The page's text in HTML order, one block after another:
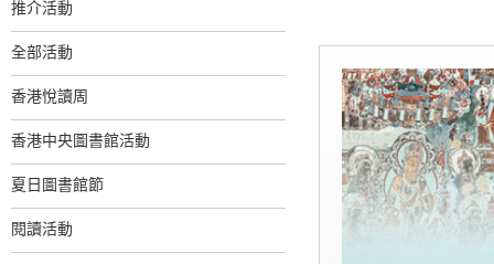
推介活動
全部活動
香港悅讀周
香港中央圖書館活動
夏日圖書館節
閱讀活動